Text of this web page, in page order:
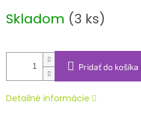
cena:
Skladom (3 ks)
Pridať do košíka
Detailné informácie